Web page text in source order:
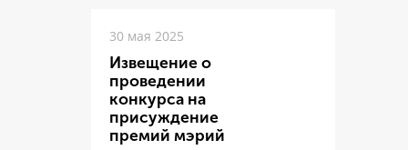
30 мая 2025
Извещение о
проведении
конкурса на
присуждение
премий мэрий